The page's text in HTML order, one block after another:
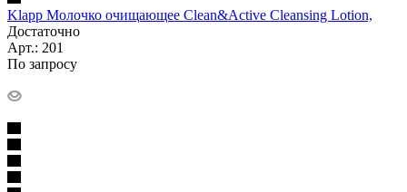
Klapp Молочко очищающее Clean&Active Cleansing Lotion,
Достаточно
Арт.: 201
По запросу